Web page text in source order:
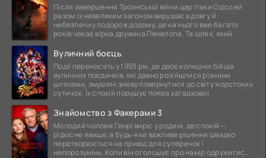
Після завершення Троянської війни цар Ітаки Одіссей
разом із невеликим загоном вирушає в довгу й
небезпечну подорож додому, де на нього вже багато
років чекає вірна дружина Пенелопа. Та шлях, який
Вуличний боєць
Події переносять у 1993 рік, де двоє колишніх бійців
вуличних поєдинків, які давно розійшлися різними
шляхами, змушені знову повернутися до світу жорстоких
сутичок. Їх спокій порушує поява загадкової
Знайомство з Факерами 3
Молодий чоловік Генрі виріс у родині, де спокій —
рідкісне явище, а будь-яке важливе рішення швидко
перетворюється на привід для суперечок і
непорозумінь. Коли він оголошує про намір одружитися,